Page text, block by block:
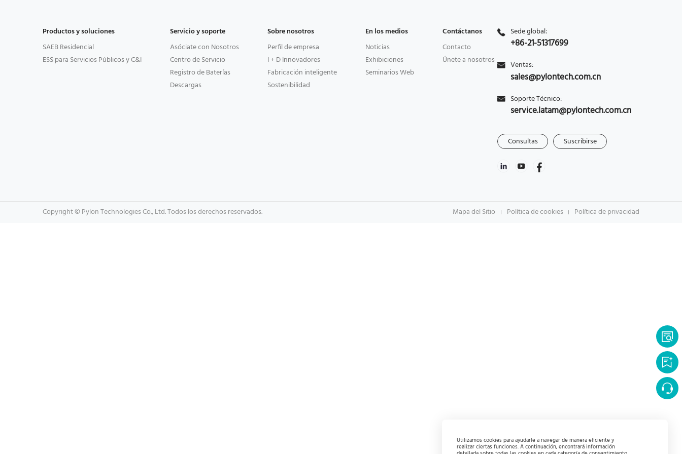
Utilizamos cookies para ayudarle a navegar de manera eficiente y
realizar ciertas funciones. A continuación, encontrará información
Productos y soluciones
SAEB Residencial
ESS para Servicios Públicos y C&I
Servicio y soporte
Asóciate con Nosotros
Centro de Servicio
Registro de Baterías
Descargas
Sobre nosotros
Perfil de empresa
I + D Innovadores
Fabricación inteligente
Sostenibilidad
En los medios
Noticias
Exhibiciones
Seminarios Web
Contáctanos
Contacto
Únete a nosotros
Sede global:
+86-21-51317699
Ventas:
sales@pylontech.com.cn
Soporte Técnico:
service.latam@pylontech.com.cn
Consultas Suscribirse
Copyright © Pylon Technologies Co., Ltd. Todos los derechos reservados. Mapa del Sitio Política de cookies Política de privacidad